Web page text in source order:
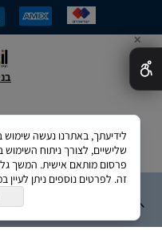
✕
שלישיים, לצורך ניתוח
פרסום מותאם אישית. המשך
זה. לפרטים נוספים ניתן לעיין